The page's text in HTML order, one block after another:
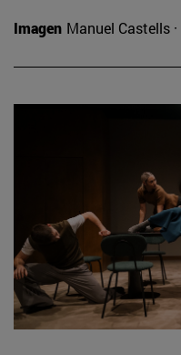
Imagen Manuel Castells ·